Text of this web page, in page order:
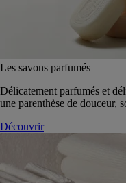
Les savons parfumés
Délicatement parfumés et
une parenthèse de douceur,
Découvrir